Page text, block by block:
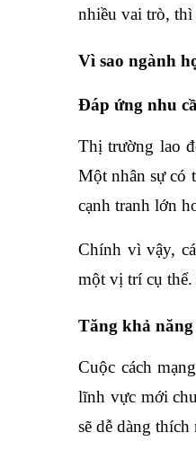
nhiều vai trò,
Vì sao ngành
Đáp ứng nhu
Thị trường lao
Một nhân sự có
cạnh tranh lớn
Chính vì vậy,
một vị trí cụ
Tăng khả
Cuộc cách
lĩnh vực mới
sẽ dễ dàng